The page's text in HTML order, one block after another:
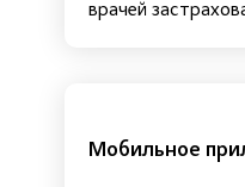
врачей
Мобильное